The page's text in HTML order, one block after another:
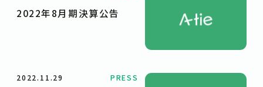
2022年8月期決算公告
2022.11.29 PRESS